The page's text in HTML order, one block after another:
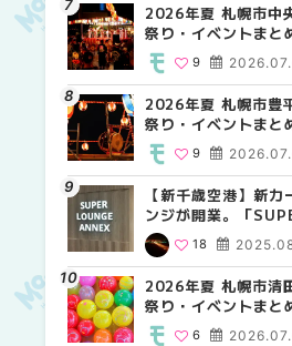
2026年夏 札幌市中
祭り・イベントまと
MouLa HOKKAIDO
9
2026年夏 札幌市豊
祭り・イベントまと
MouLa HOKKAIDO
9
【新千歳空港】新カ
ンジが開業。「
LOUNGE ANNEX（
ラウンジアネックス
紹介！！ | MouLa
HOKKAIDO
18
2026年夏 札幌市清
祭り・イベントまと
MouLa HOKKAIDO
6
2026
祭り
2026
祭り
2026
祭り
2026
夏祭
札幌
ン）
徹底
【
しか
限定
|
【新
ンジ
ラウ
紹介
2026
祭り